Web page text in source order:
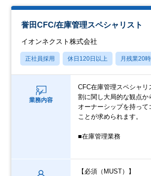
誉田CFC/在庫管理スペシャリスト
イオンネクスト株式会社
正社員採用 休日120日以上 月残業20
業務内容
CFC在庫管理スペシャ
割に関し大局的な観点か
オーナーシップを持って
ことが求められます。
■在庫管理業務
【必須（MUST）】